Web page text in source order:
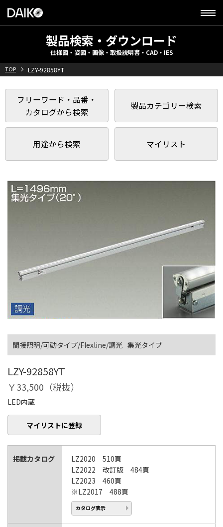
製品検索・ダウンロード
仕様図・姿図・画像・取扱説明書・CAD・IES
TOP LZY-92858YT
フリーワード・品番・
カタログから検索
製品カテゴリー検索
用途から検索 マイリスト
間接照明/可動タイプ/Flexline/調光 集光タイプ
LZY-92858YT
￥33,500（税抜）
LED内蔵
マイリストに登録
掲載カタログ
LZ2020 510頁
LZ2022 改訂版 484頁
LZ2023 460頁
※LZ2017 488頁
カタログ表示